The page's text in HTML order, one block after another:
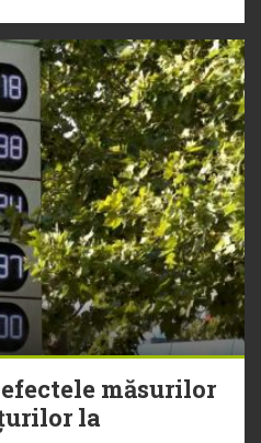
măsurilor
la